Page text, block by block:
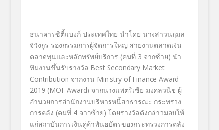
ธนาคารซิตี้แบงก์ ประเทศไทย นำโดย นางสาวนฤมล
จิวังกูร รองกรรมการผู้จัดการใหญ่ สายงานตลาดเงิน
ตลาดทุนและหลักทรัพย์บริการ (คนที่ 3 จากซ้าย) นำ
ทีมงานขึ้นรับรางวัล Best Secondary Market
Contribution จากงาน Ministry of Finance Award
2019 (MOF Award) จากนางแพตริเซีย มงคลวนิช ผู้
อำนวยการสำนักงานบริหารหนี้สาธารณะ กระทรวง
การคลัง (คนที่ 4 จากซ้าย) โดยรางวัลดังกล่าวมอบให้
แก่สถาบันการเงินคู่ค้าพันธบัตรของกระทรวงการคลัง